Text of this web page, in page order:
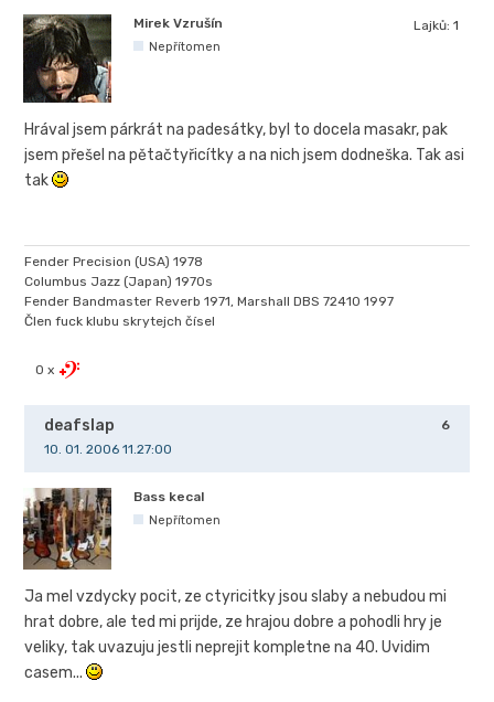
Mirek Vzrušín
Nepřítomen
Lajků: 1
Hrával jsem párkrát na padesátky, byl to docela masakr, pak
jsem přešel na pětačtyřicítky a na nich jsem dodneška. Tak asi
tak
Fender Precision (USA) 1978
Columbus Jazz (Japan) 1970s
Fender Bandmaster Reverb 1971, Marshall DBS 72410 1997
Člen fuck klubu skrytejch čísel
0 x
6
deafslap
10. 01. 2006 11.27:00
Bass kecal
Nepřítomen
Ja mel vzdycky pocit, ze ctyricitky jsou slaby a nebudou mi
hrat dobre, ale ted mi prijde, ze hrajou dobre a pohodli hry je
veliky, tak uvazuju jestli neprejit kompletne na 40. Uvidim
casem...